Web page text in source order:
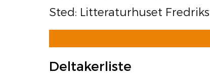
Sted: Litteraturhuset
Deltakerliste